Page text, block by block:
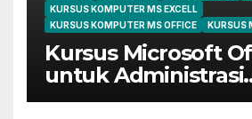
KURSUS KOMPUTER MS EXCELL
KURSUS KOMPUTER MS OFFICE
KURSUS
Kursus Microsoft
untuk Administrasi
Perkantoran di